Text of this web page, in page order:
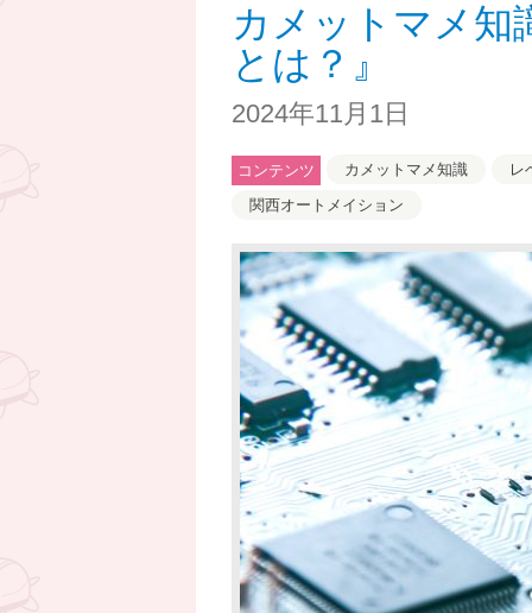
ん
カメットマメ
とは？』
2024年11月1日
コンテンツ カメットマメ知識
レ
関西オートメイション